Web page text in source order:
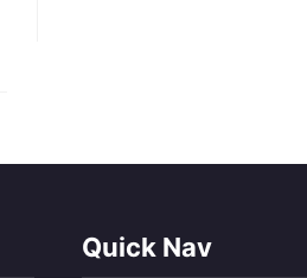
Quick Nav